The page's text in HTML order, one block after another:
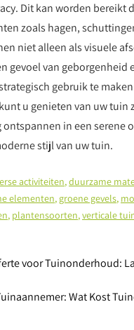
Dit kan worden bereikt
zoals hagen,
niet alleen als visuele
gevoel van geborgenheid
gebruik te
u genieten van uw tuin
in een serene
stijl van uw tuin.
activiteiten,duurzame
elementen, groene gevels,
, plantensoorten,verticale
voor Tuinonderhoud:
Wat Kost